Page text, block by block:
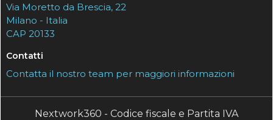
Via Moretto da Brescia, 22
Milano - Italia
CAP 20133
Contatti
Contatta il nostro team per maggiori informazioni
Nextwork360 - Codice fiscale e Partita IVA